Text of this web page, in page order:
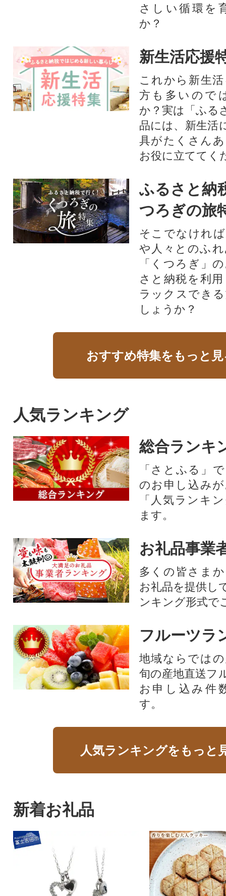
さしい循環を
か？​
新生活応援
これから新生
方も多いので
か？実は「ふる
品には、新生活
具がたくさん
お役に立ててく
ふるさと納
つろぎの旅
そこでなけれ
や人々とのふ
「くつろぎ」
さと納税を利
ラックスでき
しょうか？
おすすめ特集をもっと
人気ランキング
総合ランキ
「さとふる」
のお申し込み
「人気ランキ
ます。
お礼品事業
多くの皆さま
お礼品を提供し
ンキング形式で
フルーツラ
地域ならでは
旬の産地直送フ
お申し込み件
す。
人気ランキングをもっと
新着お礼品